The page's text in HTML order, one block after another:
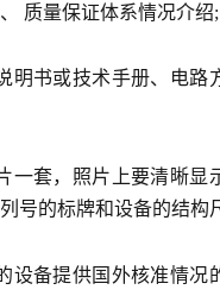
质量保证体系情况介绍;
明书或技术手册、电路
一套，照片上要清晰显
号的标牌和设备的结构
设备提供国外核准情况